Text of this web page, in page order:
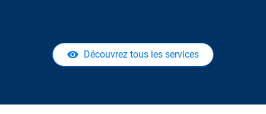
Découvrez tous les services